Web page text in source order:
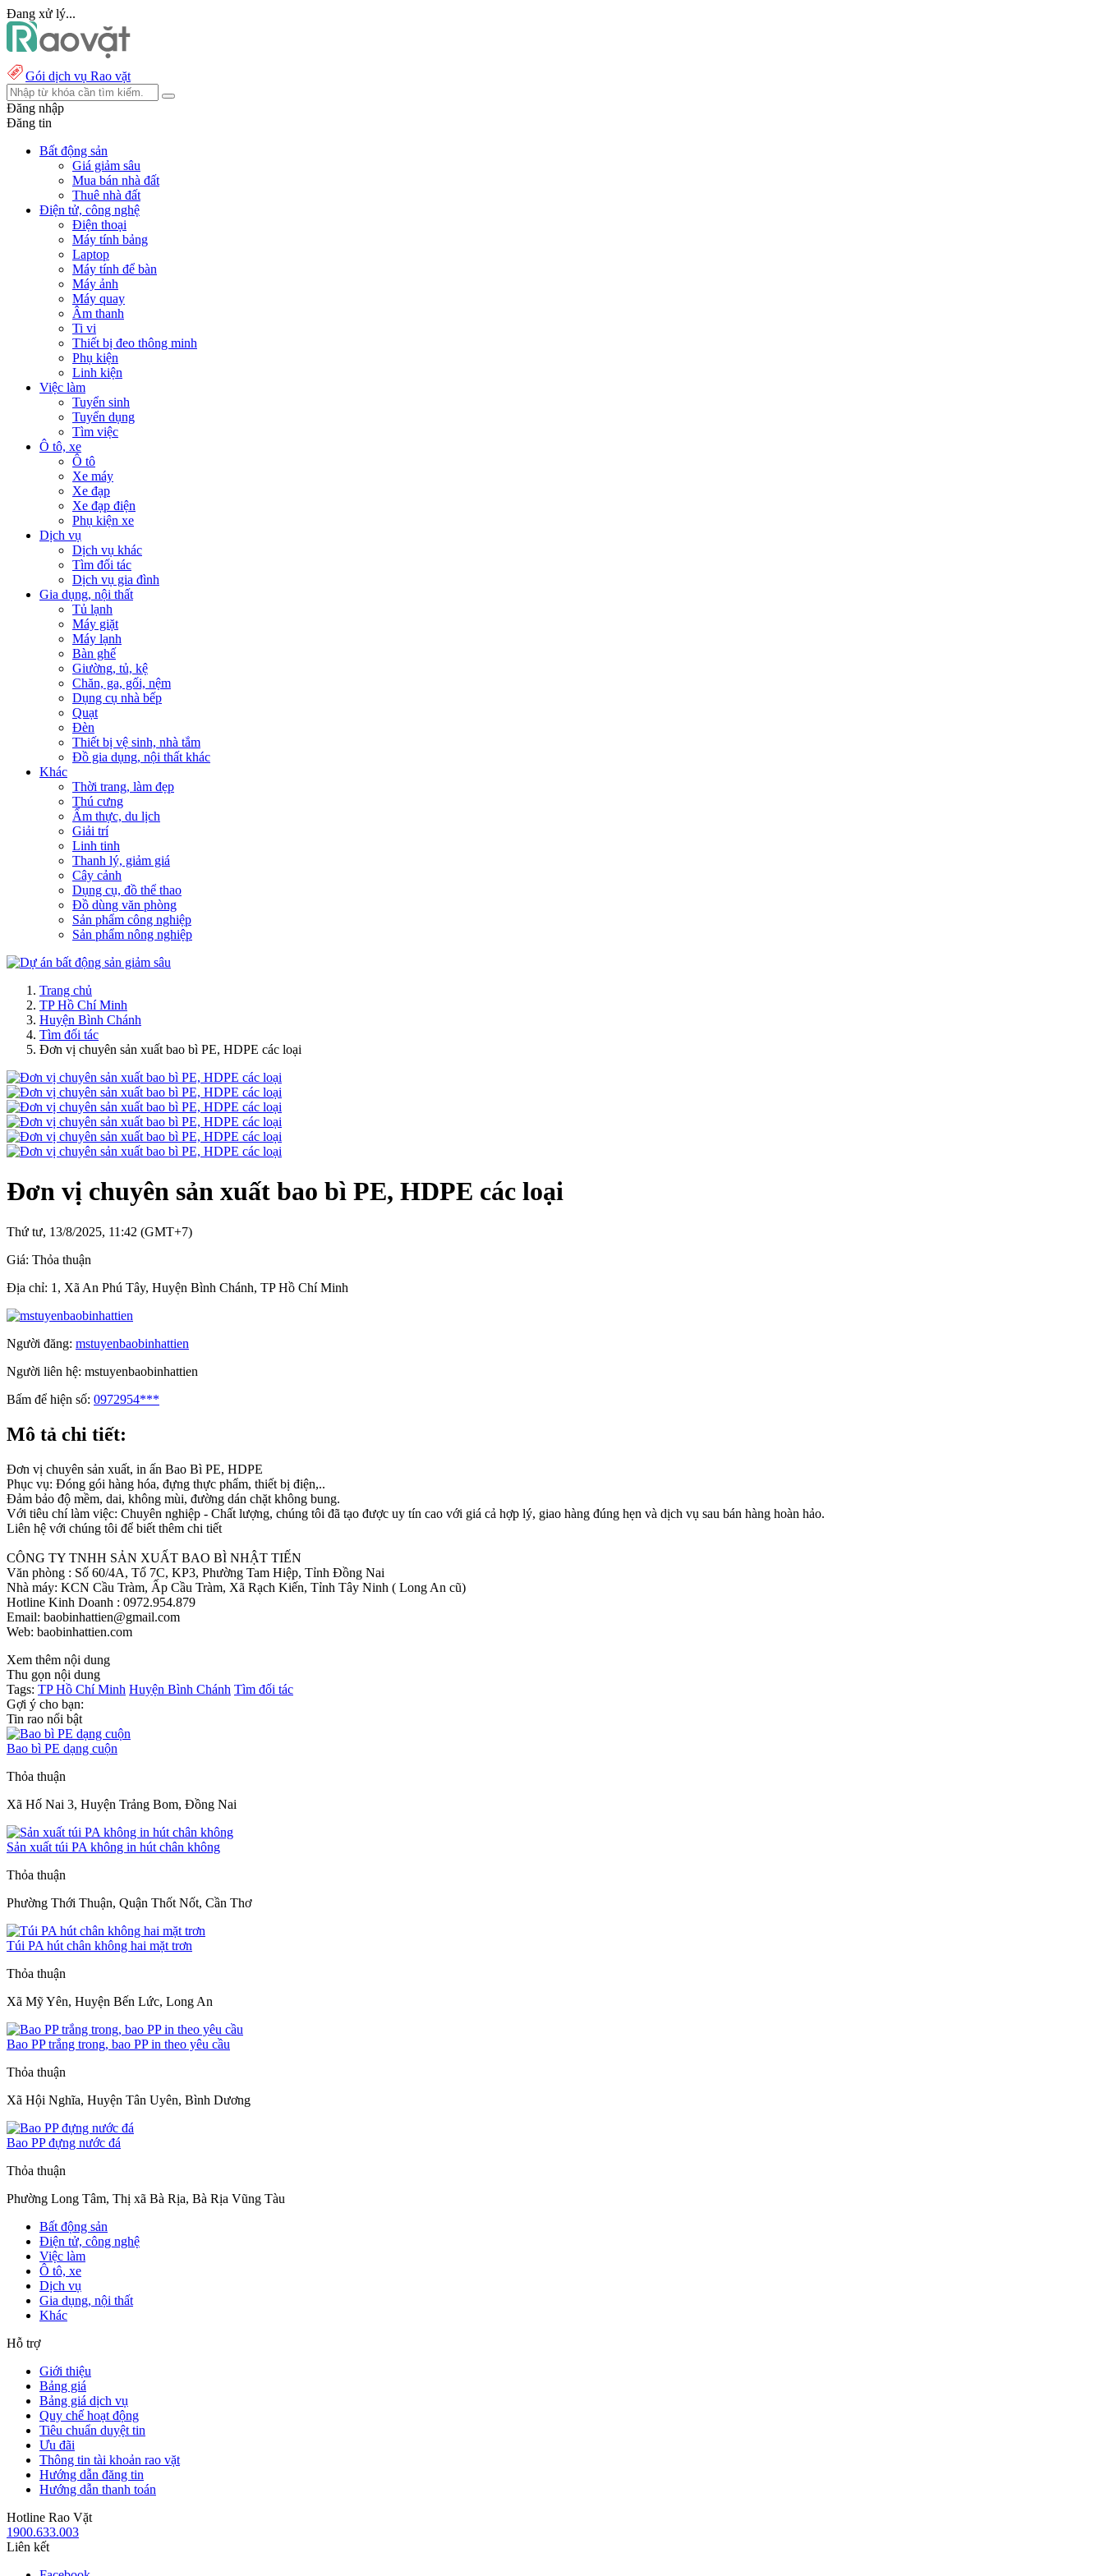
Đang xử lý...
Gói dịch vụ Rao vặt
Đăng nhập
Đăng tin
Bất động sản
Giá giảm sâu
Mua bán nhà đất
Thuê nhà đất
Điện tử, công nghệ
Điện thoại
Máy tính bảng
Laptop
Máy tính để bàn
Máy ảnh
Máy quay
Âm thanh
Ti vi
Thiết bị đeo thông minh
Phụ kiện
Linh kiện
Việc làm
Tuyển sinh
Tuyển dụng
Tìm việc
Ô tô, xe
Ô tô
Xe máy
Xe đạp
Xe đạp điện
Phụ kiện xe
Dịch vụ
Dịch vụ khác
Tìm đối tác
Dịch vụ gia đình
Gia dụng, nội thất
Tủ lạnh
Máy giặt
Máy lạnh
Bàn ghế
Giường, tủ, kệ
Chăn, ga, gối, nệm
Dụng cụ nhà bếp
Quạt
Đèn
Thiết bị vệ sinh, nhà tắm
Đồ gia dụng, nội thất khác
Khác
Thời trang, làm đẹp
Thú cưng
Ẩm thực, du lịch
Giải trí
Linh tinh
Thanh lý, giảm giá
Cây cảnh
Dụng cụ, đồ thể thao
Đồ dùng văn phòng
Sản phẩm công nghiệp
Sản phẩm nông nghiệp
Trang chủ
TP Hồ Chí Minh
Huyện Bình Chánh
Tìm đối tác
Đơn vị chuyên sản xuất bao bì PE, HDPE các loại
Đơn vị chuyên sản xuất bao bì PE, HDPE các loại
Thứ tư, 13/8/2025, 11:42 (GMT+7)
Giá: Thỏa thuận
Địa chỉ: 1, Xã An Phú Tây, Huyện Bình Chánh, TP Hồ Chí Minh
Người đăng: mstuyenbaobinhattien
Người liên hệ: mstuyenbaobinhattien
Bấm để hiện số: 0972954***
Mô tả chi tiết:
Đơn vị chuyên sản xuất, in ấn Bao Bì PE, HDPE
Phục vụ: Đóng gói hàng hóa, đựng thực phẩm, thiết bị điện,..
Đảm bảo độ mềm, dai, không mùi, đường dán chặt không bung.
Với tiêu chí làm việc: Chuyên nghiệp - Chất lượng, chúng tôi đã tạo được uy tín cao với giá cả hợp lý, giao hàng đúng hẹn và dịch vụ sau bán hàng hoàn hảo.
Liên hệ với chúng tôi để biết thêm chi tiết
CÔNG TY TNHH SẢN XUẤT BAO BÌ NHẬT TIẾN
Văn phòng : Số 60/4A, Tổ 7C, KP3, Phường Tam Hiệp, Tỉnh Đồng Nai
Nhà máy: KCN Cầu Tràm, Ấp Cầu Tràm, Xã Rạch Kiến, Tỉnh Tây Ninh ( Long An cũ)
Hotline Kinh Doanh : 0972.954.879
Email: baobinhattien@gmail.com
Web: baobinhattien.com
Xem thêm nội dung
Thu gọn nội dung
Tags: TP Hồ Chí Minh Huyện Bình Chánh Tìm đối tác
Gợi ý cho bạn:
Tin rao nổi bật
Bao bì PE dạng cuộn
Thỏa thuận
Xã Hố Nai 3, Huyện Trảng Bom, Đồng Nai
Sản xuất túi PA không in hút chân không
Thỏa thuận
Phường Thới Thuận, Quận Thốt Nốt, Cần Thơ
Túi PA hút chân không hai mặt trơn
Thỏa thuận
Xã Mỹ Yên, Huyện Bến Lức, Long An
Bao PP trắng trong, bao PP in theo yêu cầu
Thỏa thuận
Xã Hội Nghĩa, Huyện Tân Uyên, Bình Dương
Bao PP đựng nước đá
Thỏa thuận
Phường Long Tâm, Thị xã Bà Rịa, Bà Rịa Vũng Tàu
Bất động sản
Điện tử, công nghệ
Việc làm
Ô tô, xe
Dịch vụ
Gia dụng, nội thất
Khác
Hỗ trợ
Giới thiệu
Bảng giá
Bảng giá dịch vụ
Quy chế hoạt động
Tiêu chuẩn duyệt tin
Ưu đãi
Thông tin tài khoản rao vặt
Hướng dẫn đăng tin
Hướng dẫn thanh toán
Hotline Rao Vặt
1900.633.003
Liên kết